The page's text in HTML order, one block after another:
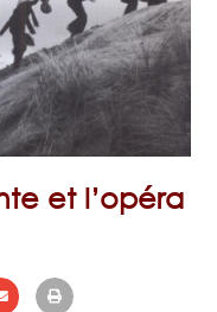
et l’opéra